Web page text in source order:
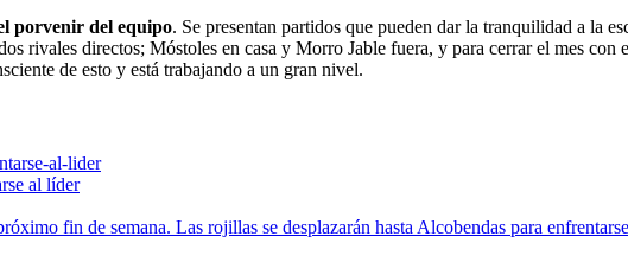
porvenir del equipo. Se presentan partidos que pueden dar la tranquilidad a la
rivales directos; Móstoles en casa y Morro Jable fuera, y para cerrar el mes
de esto y está trabajando a un gran nivel.
al líder
fin de semana. Las rojillas se desplazarán hasta Alcobendas para